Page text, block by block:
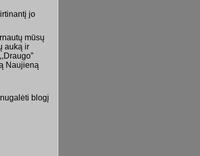
jo
mūsų
auką ir
Naujieną
blogį